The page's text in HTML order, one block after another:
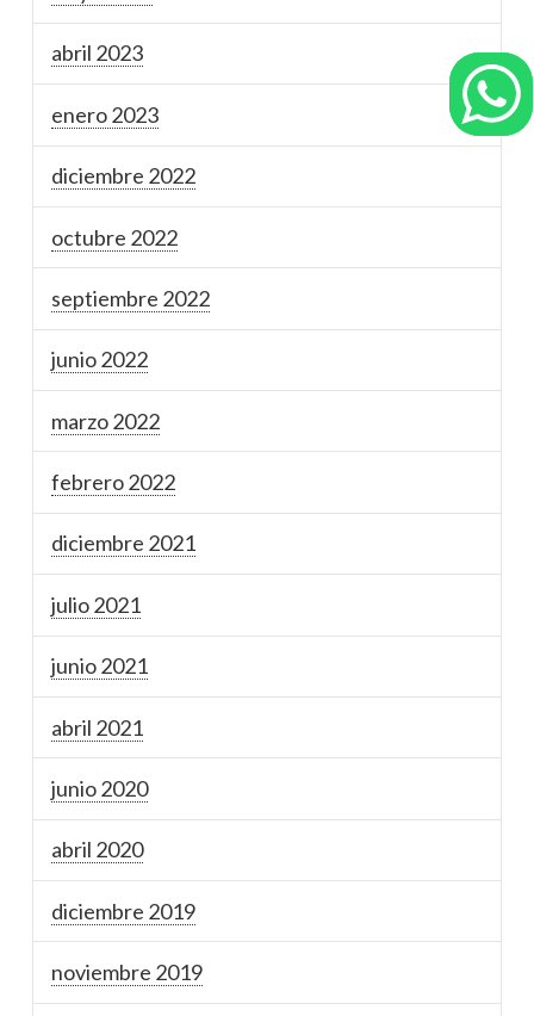
abril 2023
enero 2023
diciembre 2022
octubre 2022
septiembre 2022
junio 2022
marzo 2022
febrero 2022
diciembre 2021
julio 2021
junio 2021
abril 2021
junio 2020
abril 2020
diciembre 2019
noviembre 2019